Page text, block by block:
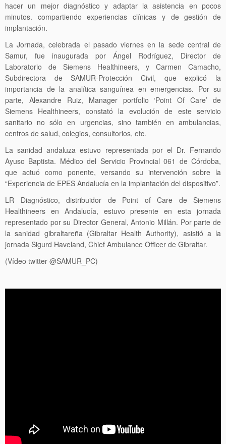
hacer un mejor diagnóstico y adaptar la asistencia en pocos
minutos. compartiendo experiencias clínicas y de gestión de
implantación.
La Jornada, celebrada el pasado viernes en la sede central de
Samur, fue inaugurada por Ángel Rodríguez, Director de
Laboratorio de Siemens Healthineers, y Carmen Camacho,
Subdirectora de SAMUR-Protección Civil, que explicó la
importancia de la analítica sanguínea en emergencias. Por su
parte, Alexandre Ruiz, Manager portfolio ‘Point Of Care’ de
Siemens Healthineers, constató la evolución de este servicio
sanitario no sólo en urgencias, sino también en ambulancias,
centros de salud, colegios, consultorios, etc.
La sanidad andaluza estuvo representada por el Dr. Fernando
Ayuso Baptista. Médico del Servicio Provincial 061 de Córdoba,
que actuó como ponente, versando su intervención sobre la
“Experiencia de EPES Andalucía en la implantación del dispositivo”.
LR Diagnóstico, distribuidor de Point of Care de Siemens
Healthineers en Andalucía, estuvo presente en esta jornada
representado por su Director General, Antonio Millán. Por parte de
la sanidad gibraltareña (Gibraltar Health Authority), asistió a la
jornada Sigurd Haveland, Chief Ambulance Officer de Gibraltar.
(Vídeo twitter @SAMUR_PC)